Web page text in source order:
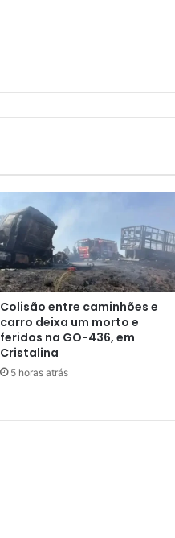
Colisão entre caminhões e
carro deixa um morto e
feridos na GO-436, em
Cristalina
5 horas atrás